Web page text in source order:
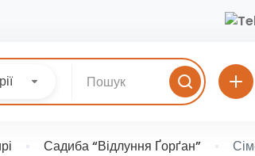
Садиба “Відлуння Ґорґан”